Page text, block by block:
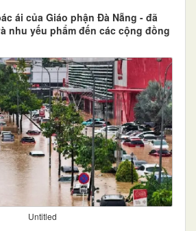
ái của Giáo phận Đà Nẵng - đã
nhu yếu phẩm đến các cộng đồng
Untitled